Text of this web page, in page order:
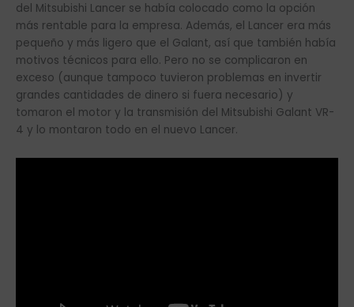
del Mitsubishi Lancer se había colocado como la opción
más rentable para la empresa. Además, el Lancer era más
pequeño y más ligero que el Galant, así que también había
motivos técnicos para ello. Pero no se complicaron en
exceso (aunque tampoco tuvieron problemas en invertir
grandes cantidades de dinero si fuera necesario) y
tomaron el motor y la transmisión del Mitsubishi Galant VR-
4 y lo montaron todo en el nuevo Lancer.